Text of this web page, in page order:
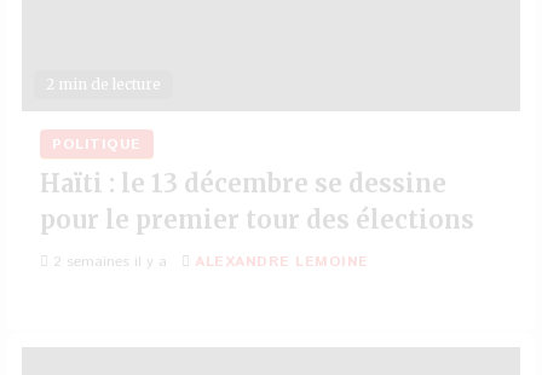
2 min de lecture
POLITIQUE
Haïti : le 13 décembre se dessine
pour le premier tour des élections
2 semaines il y a ALEXANDRE LEMOINE